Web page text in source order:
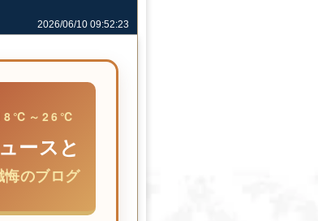
2026/06/10 09:52:23
18℃～26℃
ースと
のブログ